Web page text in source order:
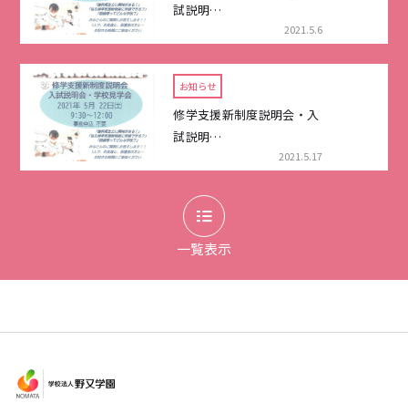
試説明…
2021.5.6
一覧表示
お知らせ
修学支援新制度説明会・入
試説明…
2021.5.17